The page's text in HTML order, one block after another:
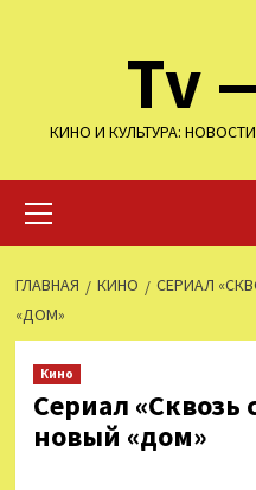
Tv
КИНО И КУЛЬТУРА:
меню
ГЛАВНАЯ КИНО
СЕРИАЛ
«ДОМ»
Кино
Сериал «Сквозь
новый «дом»